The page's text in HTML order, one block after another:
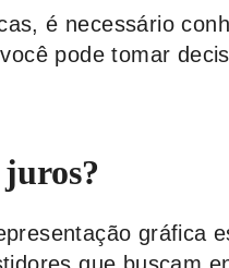
é necessário
pode tomar
gráfica